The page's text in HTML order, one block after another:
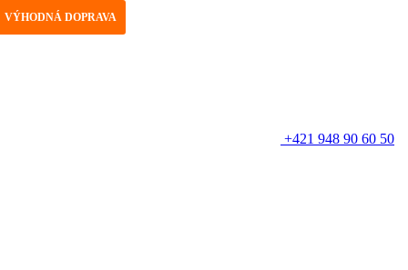
+421 948 90 60 50
VÝHODNÁ DOPRAVA